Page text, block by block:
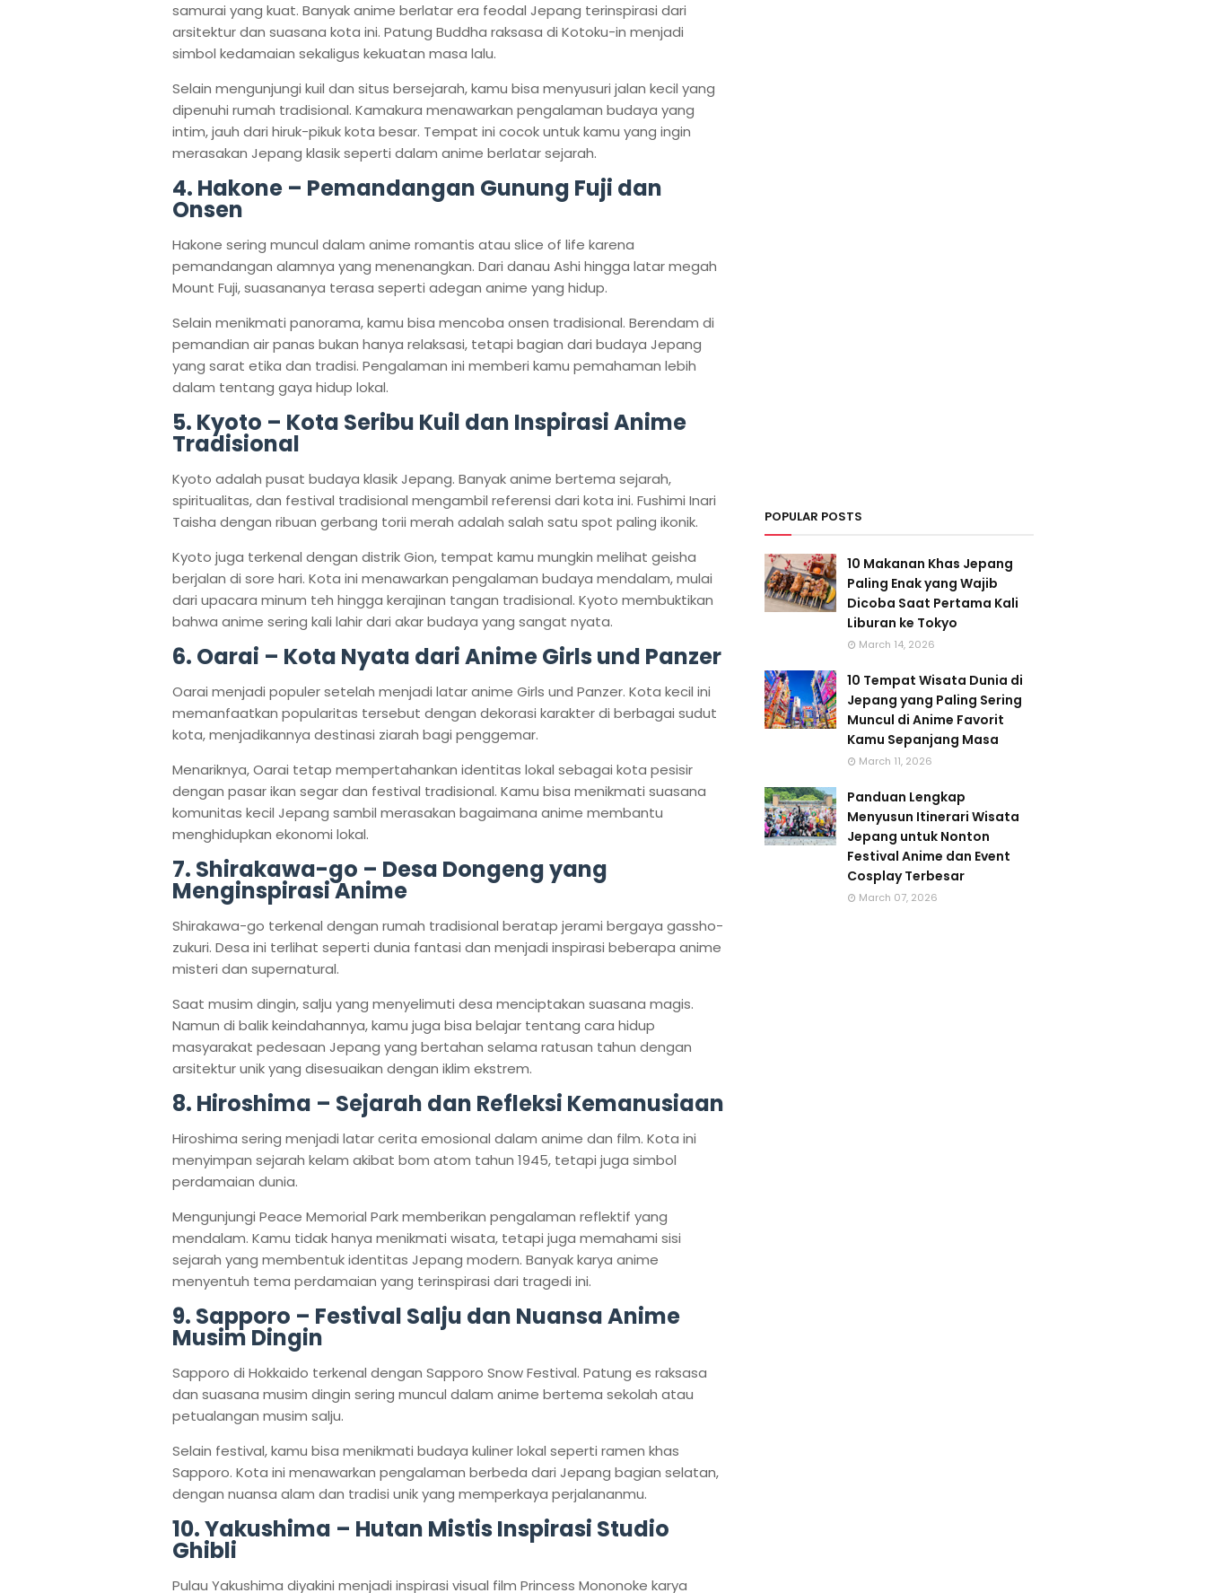
samurai yang kuat. Banyak anime berlatar era feodal Jepang terinspirasi dari
arsitektur dan suasana kota ini. Patung Buddha raksasa di Kotoku-in menjadi
simbol kedamaian sekaligus kekuatan masa lalu.
Selain mengunjungi kuil dan situs bersejarah, kamu bisa menyusuri jalan kecil yang
dipenuhi rumah tradisional. Kamakura menawarkan pengalaman budaya yang
intim, jauh dari hiruk-pikuk kota besar. Tempat ini cocok untuk kamu yang ingin
merasakan Jepang klasik seperti dalam anime berlatar sejarah.
4. Hakone – Pemandangan Gunung Fuji dan
Onsen
Hakone sering muncul dalam anime romantis atau slice of life karena
pemandangan alamnya yang menenangkan. Dari danau Ashi hingga latar megah
Mount Fuji, suasananya terasa seperti adegan anime yang hidup.
Selain menikmati panorama, kamu bisa mencoba onsen tradisional. Berendam di
pemandian air panas bukan hanya relaksasi, tetapi bagian dari budaya Jepang
yang sarat etika dan tradisi. Pengalaman ini memberi kamu pemahaman lebih
dalam tentang gaya hidup lokal.
5. Kyoto – Kota Seribu Kuil dan Inspirasi Anime
Tradisional
Kyoto adalah pusat budaya klasik Jepang. Banyak anime bertema sejarah,
spiritualitas, dan festival tradisional mengambil referensi dari kota ini. Fushimi Inari
Taisha dengan ribuan gerbang torii merah adalah salah satu spot paling ikonik.
Kyoto juga terkenal dengan distrik Gion, tempat kamu mungkin melihat geisha
berjalan di sore hari. Kota ini menawarkan pengalaman budaya mendalam, mulai
dari upacara minum teh hingga kerajinan tangan tradisional. Kyoto membuktikan
bahwa anime sering kali lahir dari akar budaya yang sangat nyata.
6. Oarai – Kota Nyata dari Anime Girls und Panzer
Oarai menjadi populer setelah menjadi latar anime Girls und Panzer. Kota kecil ini
memanfaatkan popularitas tersebut dengan dekorasi karakter di berbagai sudut
kota, menjadikannya destinasi ziarah bagi penggemar.
Menariknya, Oarai tetap mempertahankan identitas lokal sebagai kota pesisir
dengan pasar ikan segar dan festival tradisional. Kamu bisa menikmati suasana
komunitas kecil Jepang sambil merasakan bagaimana anime membantu
menghidupkan ekonomi lokal.
7. Shirakawa-go – Desa Dongeng yang
Menginspirasi Anime
Shirakawa-go terkenal dengan rumah tradisional beratap jerami bergaya gassho-
zukuri. Desa ini terlihat seperti dunia fantasi dan menjadi inspirasi beberapa anime
misteri dan supernatural.
Saat musim dingin, salju yang menyelimuti desa menciptakan suasana magis.
Namun di balik keindahannya, kamu juga bisa belajar tentang cara hidup
masyarakat pedesaan Jepang yang bertahan selama ratusan tahun dengan
arsitektur unik yang disesuaikan dengan iklim ekstrem.
8. Hiroshima – Sejarah dan Refleksi Kemanusiaan
Hiroshima sering menjadi latar cerita emosional dalam anime dan film. Kota ini
menyimpan sejarah kelam akibat bom atom tahun 1945, tetapi juga simbol
perdamaian dunia.
Mengunjungi Peace Memorial Park memberikan pengalaman reflektif yang
mendalam. Kamu tidak hanya menikmati wisata, tetapi juga memahami sisi
sejarah yang membentuk identitas Jepang modern. Banyak karya anime
menyentuh tema perdamaian yang terinspirasi dari tragedi ini.
9. Sapporo – Festival Salju dan Nuansa Anime
Musim Dingin
Sapporo di Hokkaido terkenal dengan Sapporo Snow Festival. Patung es raksasa
dan suasana musim dingin sering muncul dalam anime bertema sekolah atau
petualangan musim salju.
Selain festival, kamu bisa menikmati budaya kuliner lokal seperti ramen khas
Sapporo. Kota ini menawarkan pengalaman berbeda dari Jepang bagian selatan,
dengan nuansa alam dan tradisi unik yang memperkaya perjalananmu.
10. Yakushima – Hutan Mistis Inspirasi Studio
Ghibli
Pulau Yakushima diyakini menjadi inspirasi visual film Princess Mononoke karya
POPULAR POSTS
10 Makanan Khas Jepang
Paling Enak yang Wajib
Dicoba Saat Pertama Kali
Liburan ke Tokyo
March 14, 2026
10 Tempat Wisata Dunia di
Jepang yang Paling Sering
Muncul di Anime Favorit
Kamu Sepanjang Masa
March 11, 2026
Panduan Lengkap
Menyusun Itinerari Wisata
Jepang untuk Nonton
Festival Anime dan Event
Cosplay Terbesar
March 07, 2026